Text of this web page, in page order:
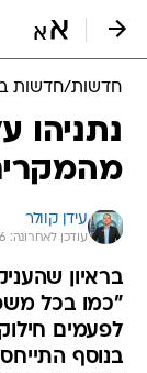
חדשות/חדשות
עידן קוולר
עודכן לאחרונה: 5.7.2026 / 15:59
"כמו בכל
לפעמים
בנוסף